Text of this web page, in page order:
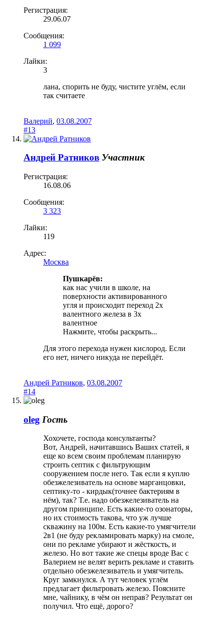
Регистрация:
29.06.07
Сообщения:
1 099
Лайки:
3
лана, спорить не буду, чистите углём, если
так считаете
Валерий, 03.08.2007
#13
Андрей Ратников Участник
Регистрация:
16.08.06
Сообщения:
3 323
Лайки:
119
Адрес:
Москва
Пушкарёв:
как нас учили в школе, на
поверхности активированного
угля и происходит переход 2х
валентного железа в 3х
валентное
Нажмите, чтобы раскрыть...
Для этого перехода нужен кислород. Если
его нет, ничего никуда не перейдёт.
Андрей Ратников, 03.08.2007
#14
oleg Гость
Хохочете, господа консультанты?
Вот, Андрей, начитавшись Ваших статей, я
еще ко всем своим проблемам планирую
строить септик с фильтрующим
сооружением после него. Так если я куплю
обезжелезиватель на основе марганцовки,
септику-то - кирдык(точнее бактериям в
нём), так? Т.е. надо обезжелезиватель на
другом принципе. Есть какие-то озонаторы,
но их стоимость такова, что уж лучше
скважину на 100м. Есть какие-то умягчители
2в1 (не буду рекламировать марку) на смоле,
они по рекламе убирают и жёсткость, и
железо. Но вот такие же спецы вроде Вас с
Валерием не велят верить рекламе и ставить
отдельно обезжелезиватель и умягчитель.
Круг замкнулся. А тут человек углём
предлагает фильтровать железо. Поясните
мне, чайнику, в чём он неправ? Результат он
получил. Что ещё, дорого?